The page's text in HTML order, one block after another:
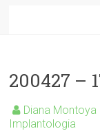
200427 –
Diana Montoya
Implantologia